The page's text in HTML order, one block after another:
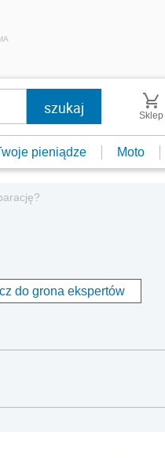
Sklep
pieniądze Moto
do grona ekspertów